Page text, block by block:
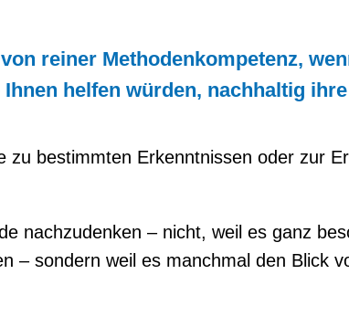
reiner Methodenkompetenz,
helfen würden, nachhaltig
bestimmten Erkenntnissen oder zur
nachzudenken – nicht, weil es ganz
– sondern weil es manchmal den Blick